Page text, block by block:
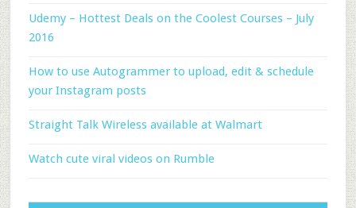
Udemy – Hottest Deals on the Coolest Courses – July
2016
How to use Autogrammer to upload, edit & schedule
your Instagram posts
Straight Talk Wireless available at Walmart
Watch cute viral videos on Rumble